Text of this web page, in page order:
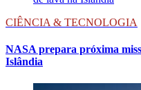
CIÊNCIA & TECNOLOGIA
NASA prepara próxima
Islândia